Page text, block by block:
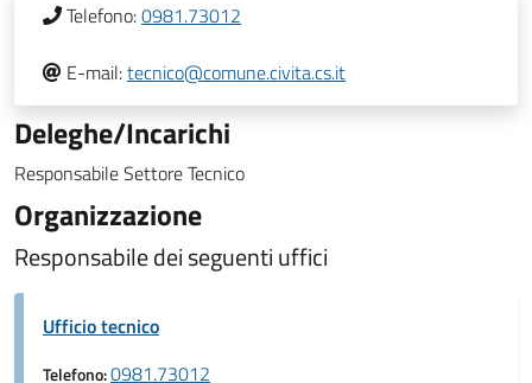
Telefono:0981.73012
E-mail:tecnico@comune.civita.cs.it
Deleghe/Incarichi
Responsabile Settore Tecnico
Organizzazione
Responsabile dei seguenti uffici
Ufficio tecnico
Telefono:0981.73012